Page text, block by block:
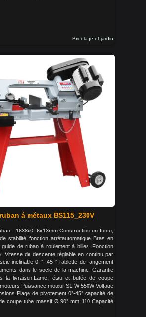
Bricolage et jardin
á métaux BS115_230V
: 1638x0, 6x13mm Construction en fonte,
stabilité. fonction arrétautomatique Bras en
de ruban à roulement à billes. Fonction
Vitesse de descente réglable en continu par
inclinable 0 ° -45 ° Tablette de rangement
dans le socle de la machine. Garantie
la livraison:Lame, étau et butée de coupe
Puissance moteur S1 W 550W Voltage
Plage de pivotement 0°-45° capacité de
coupe tube massif Ø 90° mm 110 Capacité